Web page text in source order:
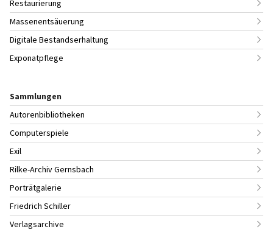
Restaurierung
Massenentsäuerung
Digitale Bestandserhaltung
Exponatpflege
Sammlungen
Autorenbibliotheken
Computerspiele
Exil
Rilke-Archiv Gernsbach
Porträtgalerie
Friedrich Schiller
Verlagsarchive